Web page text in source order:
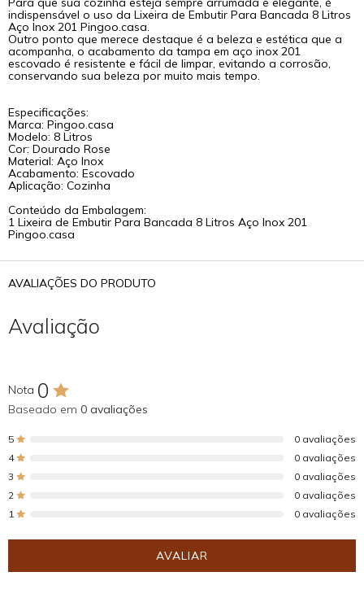
indispensável o uso da Lixeira de Embutir Para Bancada 8 Litros
Aço Inox 201 Pingoo.casa.
Outro ponto que merece destaque é a beleza e estética que a
acompanha, o acabamento da tampa em aço inox 201
escovado é resistente e fácil de limpar, evitando a corrosão,
conservando sua beleza por muito mais tempo.
Especificações:
Marca: Pingoo.casa
Modelo: 8 Litros
Cor: Dourado Rose
Material: Aço Inox
Acabamento: Escovado
Aplicação: Cozinha
Conteúdo da Embalagem:
1 Lixeira de Embutir Para Bancada 8 Litros Aço Inox 201
Pingoo.casa
AVALIAÇÕES DO PRODUTO
Avaliação
Nota 0
Baseado em0 avaliações
5
0 avaliações
4
0 avaliações
3
0 avaliações
2
0 avaliações
1
0 avaliações
AVALIAR